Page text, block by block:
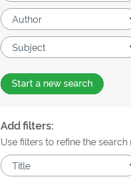
Start a new search
Add filters:
Use filters to refine the search